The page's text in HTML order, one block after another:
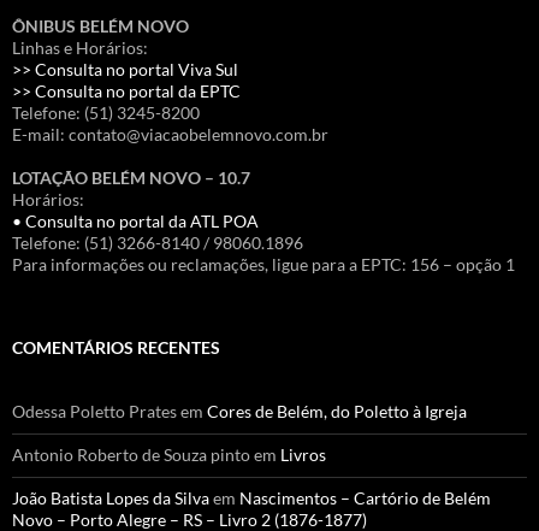
ÔNIBUS BELÉM NOVO
Linhas e Horários:
>> Consulta no portal Viva Sul
>> Consulta no portal da EPTC
Telefone: (51) 3245-8200
E-mail: contato@viacaobelemnovo.com.br
LOTAÇÃO BELÉM NOVO – 10.7
Horários:
• Consulta no portal da ATL POA
Telefone: (51) 3266-8140 / 98060.1896
Para informações ou reclamações, ligue para a EPTC: 156 – opção 1
COMENTÁRIOS RECENTES
Odessa Poletto Pratesem Cores de Belém, do Poletto à Igreja
Antonio Roberto de Souza pintoem Livros
João Batista Lopes da Silvaem Nascimentos – Cartório de Belém
Novo – Porto Alegre – RS – Livro 2 (1876-1877)